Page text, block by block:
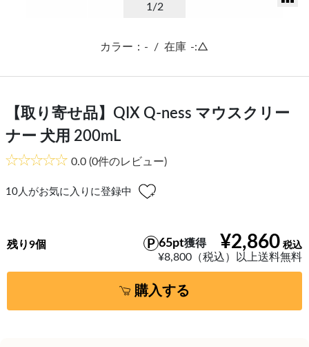
1 /2
カラー：- / 在庫 -:△
【取り寄せ品】QIX Q-ness マウスクリー
ナー 犬用 200mL
0.0 (0件のレビュー)
10人がお気に入りに登録中
¥2,860
65pt獲得
¥8,800（税込）以上送料無料
残り9個
購入する